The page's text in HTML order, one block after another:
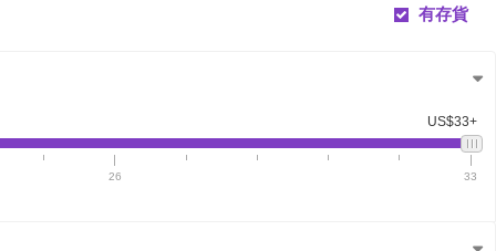
有存貨
US$33+
26 33